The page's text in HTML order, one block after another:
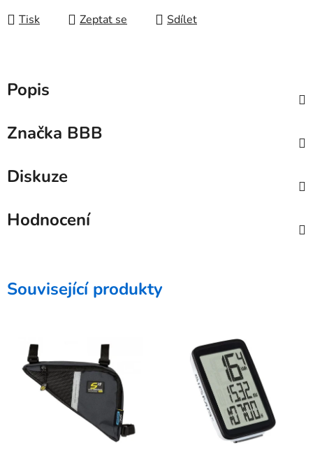
Tisk Zeptat se Sdílet
Popis
Značka BBB
Diskuze
Hodnocení
Související produkty